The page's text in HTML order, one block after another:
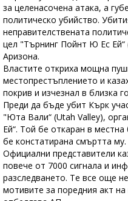
за целенасочена атака, а
политическо убийство.
неправителствената
цел "Търнинг Пойнт Ю Ес Ей“
Аризона.
Властите откриха мощна
местопрестъплението и
покрив и изчезнал в близка
Преди да бъде убит Кърк
"Юта Вали“ (Utah Valley),
Ей“. Той бе откаран в
бе констатирана смъртта му.
Официални представители
повече от 7000 сигнала и
разследването. Те все още
мотивите за поредния акт